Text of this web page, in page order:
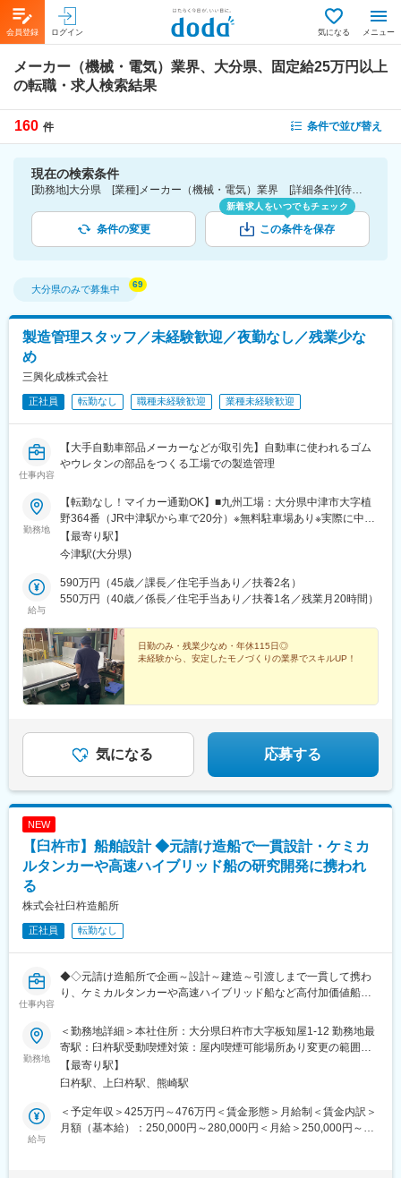
会員登録 ログイン 気になる メニュー
メーカー（機械・電気）業界、大分県、固定給25万円以上
の転職・求人検索結果
160 件 条件で並び替え
現在の検索条件
[勤務地]大分県 [業種]メーカー（機械・電気）業界 [詳細条件](待遇・福利厚生)固定給25万円以上
条件の変更
新着求人をいつでもチェック
この条件を保存
大分県のみで募集中
製造管理スタッフ／未経験歓迎／夜勤なし／残業少な
め
三興化成株式会社
正社員 転勤なし 職種未経験歓迎 業種未経験歓迎
仕事内容
【大手自動車部品メーカーなどが取引先】自動車に使われるゴム
やウレタンの部品をつくる工場での製造管理
勤務地
【転勤なし！マイカー通勤OK】■九州工場：大分県中津市大字植
野364番（JR中津駅から車で20分）※無料駐車場あり※実際に中津
市内や豊前市などから車で通勤している社員もいます！
【最寄り駅】
今津駅(大分県)
給与
590万円（45歳／課長／住宅手当あり／扶養2名）
550万円（40歳／係長／住宅手当あり／扶養1名／残業月20時間）
日勤のみ・残業少なめ・年休115日◎
未経験から、安定したモノづくりの業界でスキルUP！
気になる 応募する
NEW
【臼杵市】船舶設計 ◆元請け造船で一貫設計・ケミカ
ルタンカーや高速ハイブリッド船の研究開発に携われ
る
株式会社臼杵造船所
正社員 転勤なし
仕事内容
◆◇元請け造船所で企画～設計～建造～引渡しまで一貫して携わ
り、ケミカルタンカーや高速ハイブリッド船など高付加価値船の
携が密で設計の成果を直接確認できます。◇◆
■採用背景：
受注増と研究開発体制強化のための増員募集です。若手育成の余
地が大きく、即戦力からポテンシャル採用まで幅広く検討しま
す。
■業務内容：
勤務地
＜勤務地詳細＞本社住所：大分県臼杵市大字板知屋1-12 勤務地最
寄駅：臼杵駅受動喫煙対策：屋内喫煙可能場所あり変更の範囲：
無【最寄り駅】
臼杵駅、上臼杵駅、熊崎駅
給与
＜予定年収＞425万円～476万円＜賃金形態＞月給制＜賃金内訳＞
月額（基本給）：250,000円～280,000円＜月給＞250,000円～